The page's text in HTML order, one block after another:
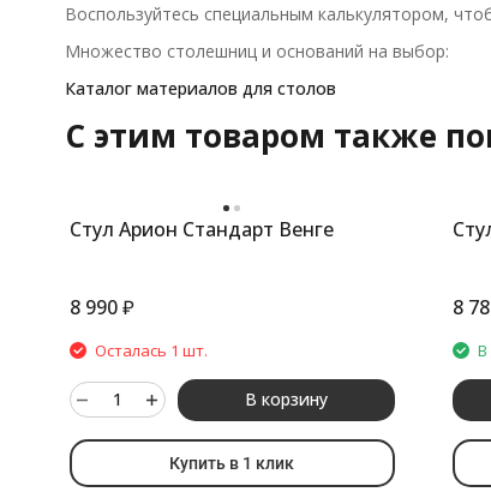
Воспользуйтесь специальным калькулятором,
Множество столешниц и оснований на выбор:
Каталог материалов для столов
C этим товаром также
Стул Арион Стандарт Венге
8 990 ₽
Осталась 1 шт.
В корзину
Купить в 1 клик
8
В